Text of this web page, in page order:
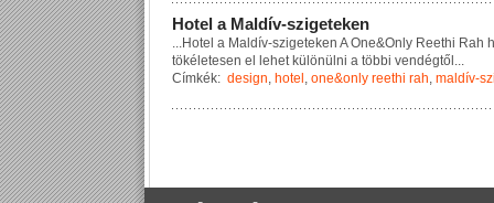
Hotel a Maldív-szigeteken
...Hote a Ma d ív-szigete ken A One&On y Reethi Rah h
töké etesen e e het kü önü ni a többi vendégtő ...
Címkék: design, hotel , one&only reethi rah, maldív-